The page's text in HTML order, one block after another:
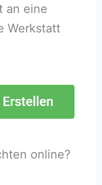
an eine
Werkstatt
online?